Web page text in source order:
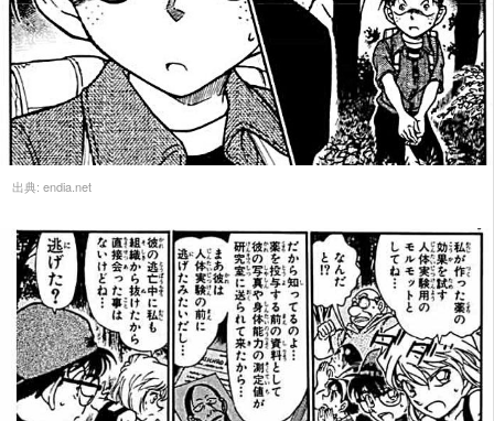
出典: endia.net